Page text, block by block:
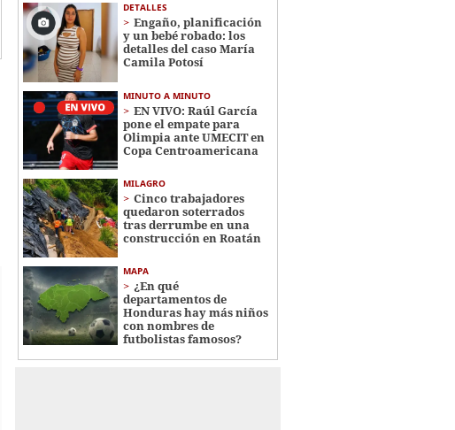
DETALLES
Engaño, planificación
y un bebé robado: los
detalles del caso María
Camila Potosí
MINUTO A MINUTO
EN VIVO: Raúl García
pone el empate para
Olimpia ante UMECIT en
Copa Centroamericana
MILAGRO
Cinco trabajadores
quedaron soterrados
tras derrumbe en una
construcción en Roatán
MAPA
¿En qué
departamentos de
Honduras hay más niños
con nombres de
futbolistas famosos?